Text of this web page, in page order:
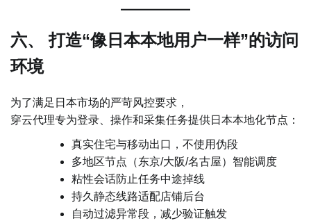
六、 打造“像日本本地用户一样”的访问
环境
为了满足日本市场的严苛风控要求，
穿云代理专为登录、操作和采集任务提供日本本地化节点：
真实住宅与移动出口，不使用伪段
多地区节点（东京/大阪/名古屋）智能调度
粘性会话防止任务中途掉线
持久静态线路适配店铺后台
自动过滤异常段，减少验证触发